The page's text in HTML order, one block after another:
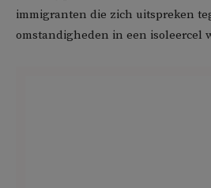
immigranten die zich uitspreken
omstandigheden in een isoleercel